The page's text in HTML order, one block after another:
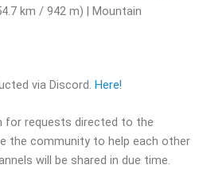
km / 942 m) | Mountain
via Discord. Here!
for requests directed to the
the community to help each other
will be shared in due time.